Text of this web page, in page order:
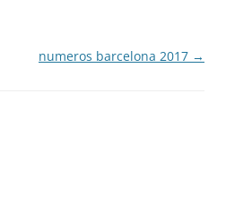
numeros barcelona 2017 →